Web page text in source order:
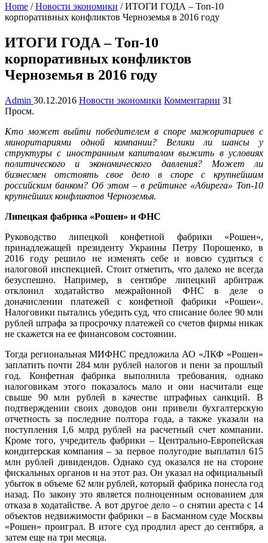
Home / Новости экономики / ИТОГИ ГОДА – Топ-10
корпоративных конфликтов Черноземья в 2016 году
ИТОГИ ГОДА – Топ-10
корпоративных конфликтов
Черноземья в 2016 году
Admin 30.12.2016 Новости экономики Комментарии 31
Просм.
Кто может выйти победителем в споре мажоритариев с
миноритариями одной компании? Велики ли шансы у
структуры с иностранным капиталом выжить в условиях
политического и экономического давления? Может ли
бизнесмен отстоять свое дело в споре с крупнейшим
российским банком? Об этом – в рейтинге «Абирега» Топ-10
крупнейших конфликтов Черноземья.
Липецкая фабрика «Рошен» и ФНС
Руководство липецкой конфетной фабрики «Рошен»,
принадлежащей президенту Украины Петру Порошенко, в
2016 году решило не изменять себе и вовсю судиться с
налоговой инспекцией. Стоит отметить, что далеко не всегда
безуспешно. Например, в сентябре липецкий арбитраж
отклонил ходатайство межрайонной ФНС в деле о
доначислении платежей с конфетной фабрики «Рошен».
Налоговики пытались убедить суд, что списание более 90 млн
рублей штрафа за просрочку платежей со счетов фирмы никак
не скажется на ее финансовом состоянии.
Тогда региональная МИФНС предложила АО «ЛКФ «Рошен»
заплатить почти 284 млн рублей налогов и пени за прошлый
год. Конфетная фабрика выполнила требования, однако
налоговикам этого показалось мало и они насчитали еще
свыше 90 млн рублей в качестве штрафных санкций. В
подтверждении своих доводов они привели бухгалтерскую
отчетность за последние полтора года, а также указали на
поступления 1,6 млрд рублей на расчетный счет компании.
Кроме того, учредитель фабрики – Центрально-Европейская
кондитерская компания – за первое полугодие выплатил 615
млн рублей дивидендов. Однако суд оказался не на стороне
фискальных органов и на этот раз. Он указал на официальный
убыток в объеме 62 млн рублей, который фабрика понесла год
назад. По закону это является полноценным основанием для
отказа в ходатайстве. А вот другое дело – о снятии ареста с 14
объектов недвижимости фабрики – в Басманном суде Москвы
«Рошен» проиграл. В итоге суд продлил арест до сентября, а
затем еще на три месяца.